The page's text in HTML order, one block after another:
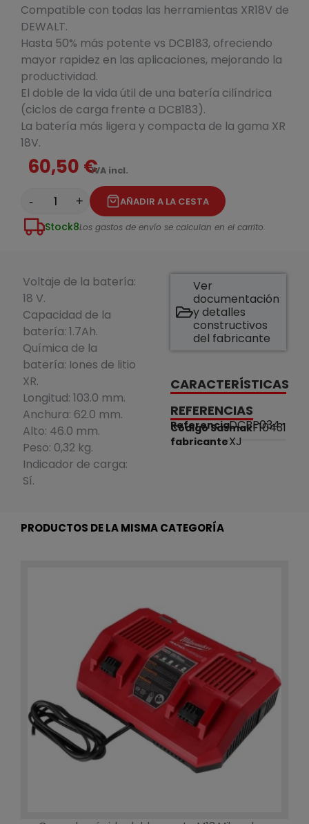
Compatible con todas las herramientas XR18V de
DEWALT.
Hasta 50% más potente vs DCB183, ofreciendo
mayor rapidez en las aplicaciones, mejorando la
productividad.
El doble de la vida útil de una batería cilíndrica
(ciclos de carga frente a DCB183).
La batería más ligera y compacta de la gama XR
18V.
60,50 €IVA incl.
- + AÑADIR A LA CESTA
Stock8Los gastos de envío se calculan en el carrito.
Voltaje de la batería:
18 V.
Capacidad de la
batería: 1.7Ah.
Química de la
batería: Iones de litio
XR.
Longitud: 103.0 mm.
Anchura: 62.0 mm.
Alto: 46.0 mm.
Peso: 0,32 kg.
Indicador de carga:
Sí.
Ver
documentación
y detalles
constructivos
del fabricante
CARACTERÍSTICAS
REFERENCIAS
Código SasmakF10431
Referencia
fabricante
DCBP034-
XJ
PRODUCTOS DE LA MISMA CATEGORÍA